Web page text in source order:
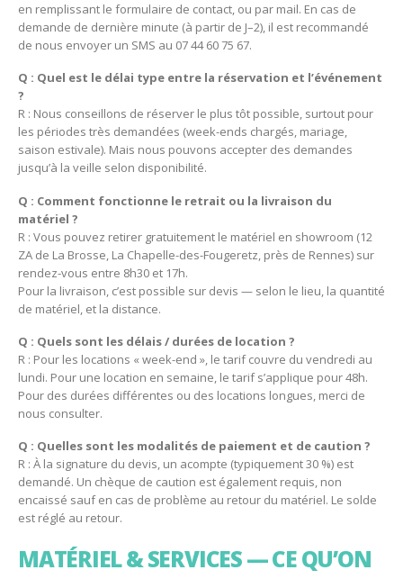
en remplissant le formulaire de contact, ou par mail. En cas de
demande de dernière minute (à partir de J–2), il est recommandé
de nous envoyer un SMS au 07 44 60 75 67.
Q : Quel est le délai type entre la réservation et l’événement
?
R : Nous conseillons de réserver le plus tôt possible, surtout pour
les périodes très demandées (week-ends chargés, mariage,
saison estivale). Mais nous pouvons accepter des demandes
jusqu’à la veille selon disponibilité.
Q : Comment fonctionne le retrait ou la livraison du
matériel ?
R : Vous pouvez retirer gratuitement le matériel en showroom (12
ZA de La Brosse, La Chapelle-des-Fougeretz, près de Rennes) sur
rendez-vous entre 8h30 et 17h.
Pour la livraison, c’est possible sur devis — selon le lieu, la quantité
de matériel, et la distance.
Q : Quels sont les délais / durées de location ?
R : Pour les locations « week-end », le tarif couvre du vendredi au
lundi. Pour une location en semaine, le tarif s’applique pour 48h.
Pour des durées différentes ou des locations longues, merci de
nous consulter.
Q : Quelles sont les modalités de paiement et de caution ?
R : À la signature du devis, un acompte (typiquement 30 %) est
demandé. Un chèque de caution est également requis, non
encaissé sauf en cas de problème au retour du matériel. Le solde
est réglé au retour.
MATÉRIEL & SERVICES — CE QU’ON